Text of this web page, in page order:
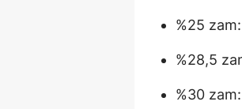
%25 zam:
%28,5
%30 zam: